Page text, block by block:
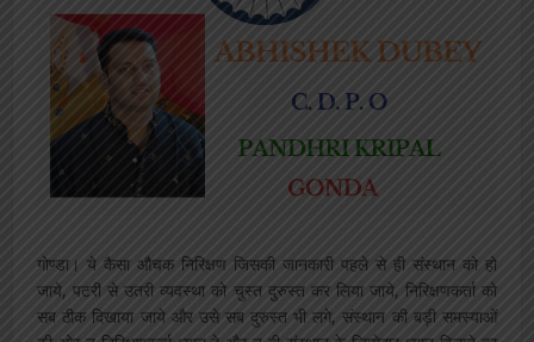
गोण्डा। ये कैसा औचक निरिक्षण जिसकी जानकारी पहले से ही संस्थान को हो
जाये, पटरी से उतरी व्यवस्था को चुस्त दुरुस्त कर लिया जाये, निरिक्षणकर्ता को
सब ठीक दिखाया जाये और उसे सब दुरुस्त भी लगे, संस्थान की बड़ी समस्याओं